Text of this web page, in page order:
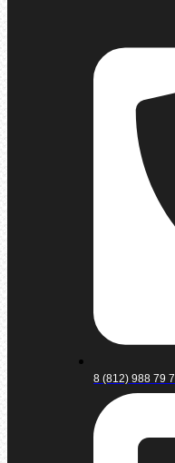
8 (812) 988 79